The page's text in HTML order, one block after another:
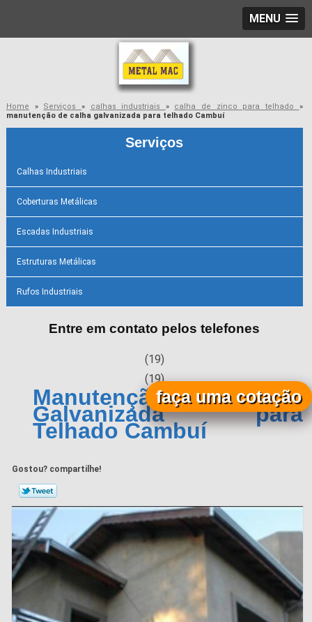
MENU
Home » Serviços » calhas industriais » calha de zinco para telhado »
manutenção de calha galvanizada para telhado Cambuí
Serviços
Calhas Industriais
Coberturas Metálicas
Escadas Industriais
Estruturas Metálicas
Rufos Industriais
Entre em contato pelos telefones
(19)
(19)
Manutenção de Calha
Galvanizada para
Telhado Cambuí
Gostou? compartilhe!
faça uma cotação